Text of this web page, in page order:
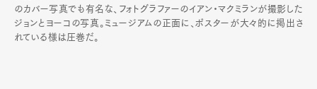
のカバー写真でも有名な、フォトグラファーのイアン・マクミランが撮影した
ジョンとヨーコの写真。ミュージアムの正面に、ポスターが大々的に掲出さ
れている様は圧巻だ。